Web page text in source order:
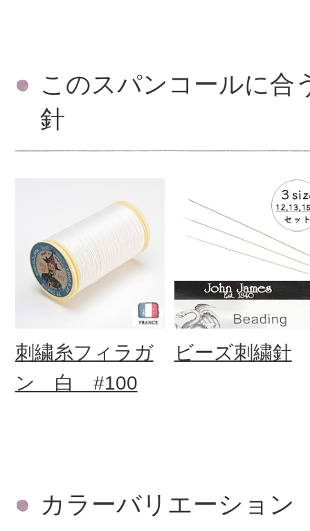
このスパンコールに合
針
刺繍糸フィラガ
ン 白 #100
ビーズ刺繍針
カラーバリエーション